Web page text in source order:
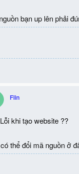
bạn up lên phải
Fiin
khi tạo website ??
thể đổi mã nguồn ở